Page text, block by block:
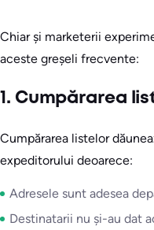
Chiar și marketerii
aceste greșeli frecvente:
1. Cumpărarea
Cumpărarea listelor
expeditorului deoarece:
Adresele sunt adesea
Destinatarii nu și-au dat